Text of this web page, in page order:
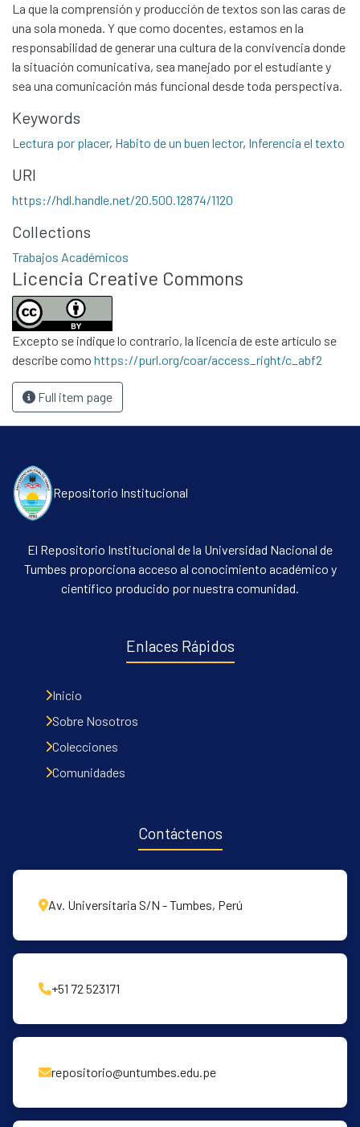
Communities & Collections
All of DSpace
Statistics
Contacto
Políticas
La que la comprensión y producción de textos son las caras de
una sola moneda. Y que como docentes, estamos en la
responsabilidad de generar una cultura de la convivencia donde
la situación comunicativa, sea manejado por el estudiante y
sea una comunicación más funcional desde toda perspectiva.
Keywords
Lectura por placer, Habito de un buen lector, Inferencia el texto
URI
https://hdl.handle.net/20.500.12874/1120
Collections
Trabajos Académicos
Licencia Creative Commons
Excepto se indique lo contrario, la licencia de este artículo se
describe como https://purl.org/coar/access_right/c_abf2
Full item page
Repositorio Institucional
El Repositorio Institucional de la Universidad Nacional de
Tumbes proporciona acceso al conocimiento académico y
científico producido por nuestra comunidad.
Enlaces Rápidos
Inicio
Sobre Nosotros
Colecciones
Comunidades
Contáctenos
Av. Universitaria S/N - Tumbes, Perú
+51 72 523171
repositorio@untumbes.edu.pe